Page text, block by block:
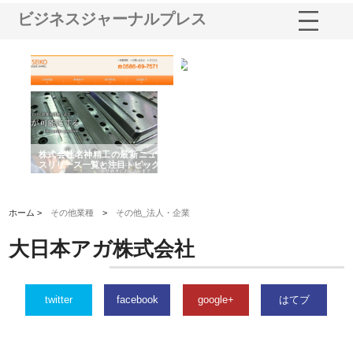
ビジネスジャーナルプレス
株式会社名神精工の最新ニュー
スリリース一覧と注目トピック
ホーム > その他業種 > その他_法人・企業
大日本アガ株式会社
twitter facebook google+ はてブ